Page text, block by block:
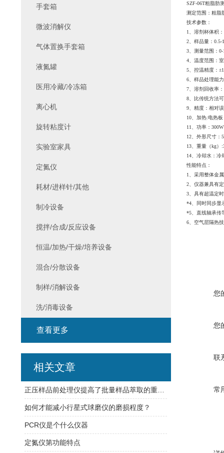
SZF-06T粗脂肪
测定范围：粗脂
技术参数：
1、溶剂杯体积
2、样品量：0.5-
3、测量范围：0-
4、温度范围：
5、控温精度：
6、样品处理能
7、溶剂回收率
8、比传统方法
9、精度：相对
10、加热:电热
11、功率：300W
12、外形尺寸：
13、重量（kg）
14、冷却水：冷
性能特点：
1、采用整体金
2、仪器兼具有
3、具有超温定
*4、同时同步显
*5、直线轴承传
6、空气层隔热
您
您
联
常
手套箱
微波消解仪
气体置换手套箱
液氮罐
医用冷藏/冷冻箱
离心机
旋转粘度计
实验室家具
定氮仪
耗材/进样针/其他
制冷设备
搅拌/合成/反应设备
恒温/加热/干燥/培养设备
混合/分散设备
制样/消解设备
洗/消毒设备
查看更多
相关文章
如何才能减小行星式球磨仪的磨损程度？
PCR仪是个什么仪器
定氮仪第功能特点